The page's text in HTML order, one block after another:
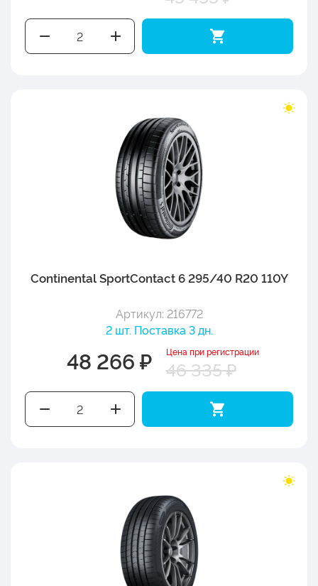
Continental SportContact 6 295/40 R20 110Y
Артикул: 216772
2 шт. Поставка 3 дн.
48 266 ₽ Цена при регистрации
46 335 ₽